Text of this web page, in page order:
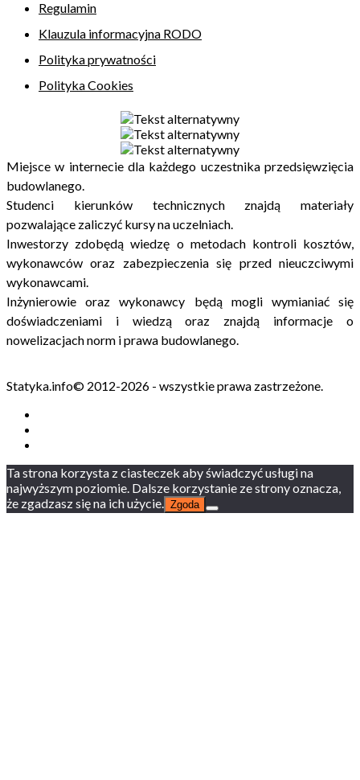
Regulamin
Klauzula informacyjna RODO
Polityka prywatności
Polityka Cookies
Miejsce w internecie dla każdego uczestnika przedsięwzięcia
budowlanego.
Studenci kierunków technicznych znajdą materiały
pozwalające zaliczyć kursy na uczelniach.
Inwestorzy zdobędą wiedzę o metodach kontroli kosztów,
wykonawców oraz zabezpieczenia się przed nieuczciwymi
wykonawcami.
Inżynierowie oraz wykonawcy będą mogli wymianiać się
doświadczeniami i wiedzą oraz znajdą informacje o
nowelizacjach norm i prawa budowlanego.
Statyka.info© 2012-2026 - wszystkie prawa zastrzeżone.
Ta strona korzysta z ciasteczek aby świadczyć usługi na
najwyższym poziomie. Dalsze korzystanie ze strony oznacza,
że zgadzasz się na ich użycie. Zgoda